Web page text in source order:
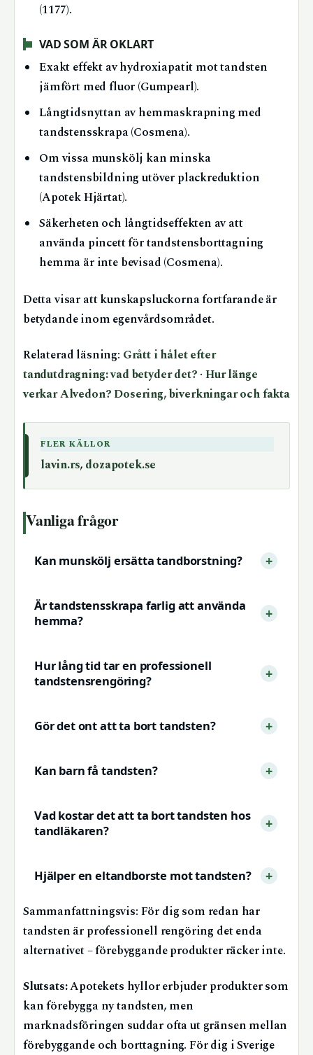
(1177).
VAD SOM ÄR OKLART
Exakt effekt av hydroxiapatit mot tandsten
jämfört med fluor (Gumpearl).
Långtidsnyttan av hemmaskrapning med
tandstensskrapa (Cosmena).
Om vissa munskölj kan minska
tandstensbildning utöver plackreduktion
(Apotek Hjärtat).
Säkerheten och långtidseffekten av att
använda pincett för tandstensborttagning
hemma är inte bevisad (Cosmena).
Detta visar att kunskapsluckorna fortfarande är
betydande inom egenvårdsområdet.
Relaterad läsning: Grått i hålet efter
tandutdragning: vad betyder det? ·Hur länge
verkar Alvedon? Dosering, biverkningar och fakta
FLER KÄLLOR
lavin.rs, dozapotek.se
Vanliga frågor
Kan munskölj ersätta tandborstning?
Är tandstensskrapa farlig att använda
hemma?
Hur lång tid tar en professionell
tandstensrengöring?
Gör det ont att ta bort tandsten?
Kan barn få tandsten?
Vad kostar det att ta bort tandsten hos
tandläkaren?
Hjälper en eltandborste mot tandsten?
Sammanfattningsvis: För dig som redan har
tandsten är professionell rengöring det enda
alternativet – förebyggande produkter räcker inte.
Slutsats:Apotekets hyllor erbjuder produkter som
kan förebygga ny tandsten, men
marknadsföringen suddar ofta ut gränsen mellan
förebyggande och borttagning. För dig i Sverige